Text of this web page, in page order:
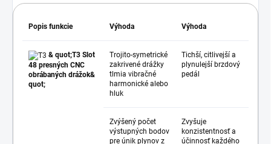
Popis funkcie Výhoda Výhoda
& quot;T3 Slot
48 presných CNC
obrábaných drážok&
quot;
Trojito-symetrické
zakrivené drážky
tlmia vibračné
harmonické alebo
hluk
Tichší, citlivejší a
plynulejší brzdový
pedál
Zvýšený počet
výstupných bodov
pre únik plynov z
Zvyšuje
konzistentnosť a
účinnosť každého